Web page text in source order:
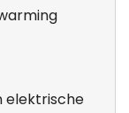
elektrische